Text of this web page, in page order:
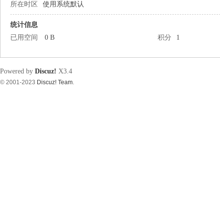
资
所在时区
使用系统默认
统计信息
已用空间
0 B 积分 1
Powered by Discuz! X3.4
© 2001-2023 Discuz! Team